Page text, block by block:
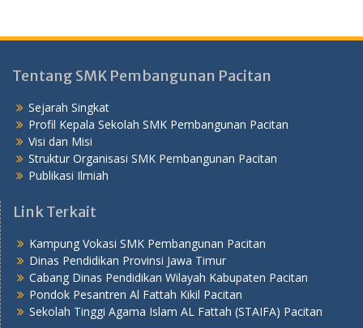
Tentang SMK Pembangunan Pacitan
Sejarah Singkat
Profil Kepala Sekolah SMK Pembangunan Pacitan
Visi dan Misi
Struktur Organisasi SMK Pembangunan Pacitan
Publikasi Ilmiah
Link Terkait
Kampung Vokasi SMK Pembangunan Pacitan
Dinas Pendidikan Provinsi Jawa Timur
Cabang Dinas Pendidikan Wilayah Kabupaten Pacitan
Pondok Pesantren Al Fattah Kikil Pacitan
Sekolah Tinggi Agama Islam AL Fattah (STAIFA) Pacitan